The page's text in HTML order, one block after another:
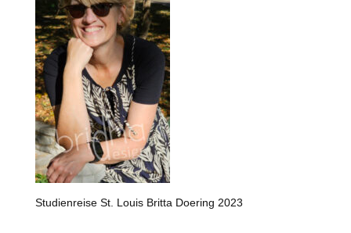
Studienreise St. Louis Britta Doering 2023